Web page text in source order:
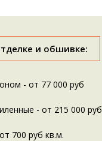
и обшивке:
- от 77 000 руб
- от 215 000 руб
700 руб кв.м.